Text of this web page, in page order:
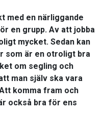
med en närliggande
en grupp. Av att jobba
mycket. Sedan kan
som är en otroligt bra
om segling och
man själv ska vara
komma fram och
också bra för ens